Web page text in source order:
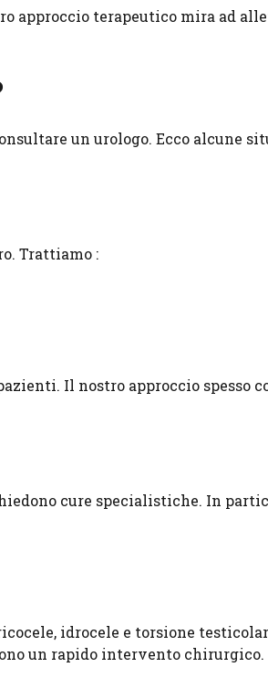
approccio terapeutico mira ad
un urologo. Ecco alcune
Trattiamo :
Il nostro approccio spesso
cure specialistiche. In
idrocele e torsione
un rapido intervento chirurgico.